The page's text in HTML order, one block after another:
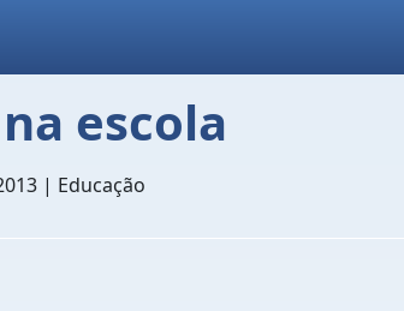
escola
| Educação